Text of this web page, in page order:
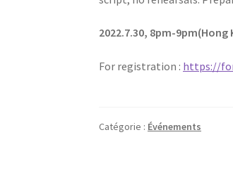
2022.7.30, 8pm-9pm(Hong
For registration : https://
Catégorie : Événements